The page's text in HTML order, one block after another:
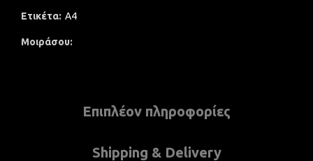
Ετικέτα: A4
Μοιράσου
Επιπλέον πληροφορίες
Shipping & Delivery